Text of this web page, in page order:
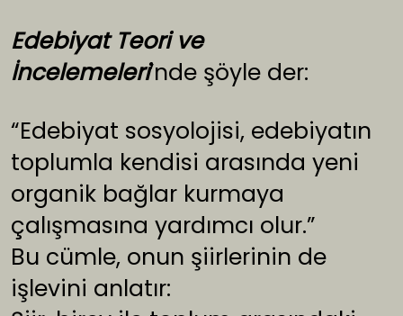
Edebiyat Teori ve
İncelemeleri’nde şöyle der:
“Edebiyat sosyolojisi, edebiyatın
toplumla kendisi arasında yeni
organik bağlar kurmaya
çalışmasına yardımcı olur.”
Bu cümle, onun şiirlerinin de
işlevini anlatır: